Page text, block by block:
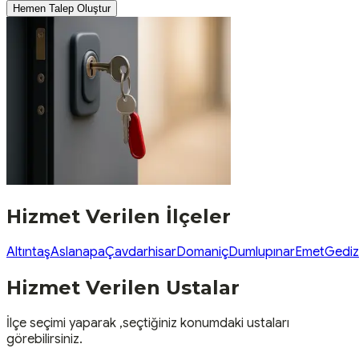
Hemen Talep Oluştur
Hizmet Verilen İlçeler
AltıntaşAslanapaÇavdarhisarDomaniçDumlupınarEmetGediz
Hizmet Verilen Ustalar
İlçe seçimi yaparak ,seçtiğiniz konumdaki ustaları
görebilirsiniz.